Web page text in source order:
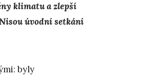
klimatu a zlepší
úvodní setkání
byly